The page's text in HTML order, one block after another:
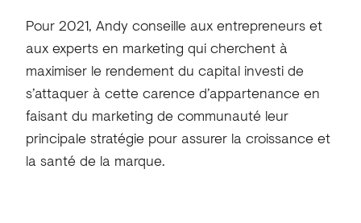
Pour 2021, Andy conseille aux entrepreneurs et
aux experts en marketing qui cherchent à
maximiser le rendement du capital investi de
s’attaquer à cette carence d’appartenance en
faisant du marketing de communauté leur
principale stratégie pour assurer la croissance et
la santé de la marque.